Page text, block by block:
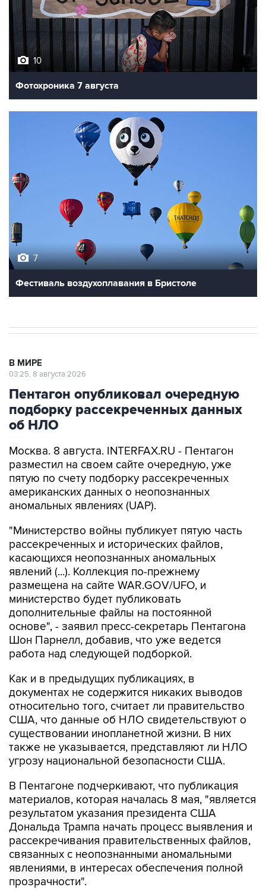
10
Фотохроника 7 августа
7
Фестиваль воздухоплавания в Бристоле
В МИРЕ
03:25, 8 августа 2026
Пентагон опубликовал очередную
подборку рассекреченных данных
об НЛО
Москва. 8 августа. INTERFAX.RU - Пентагон
разместил на своем сайте очередную, уже
пятую по счету подборку рассекреченных
американских данных о неопознанных
аномальных явлениях (UAP).
"Министерство войны публикует пятую часть
рассекреченных и исторических файлов,
касающихся неопознанных аномальных
явлений (...). Коллекция по-прежнему
размещена на сайте WAR.GOV/UFO, и
министерство будет публиковать
дополнительные файлы на постоянной
основе", - заявил пресс-секретарь Пентагона
Шон Парнелл, добавив, что уже ведется
работа над следующей подборкой.
Как и в предыдущих публикациях, в
документах не содержится никаких выводов
относительно того, считает ли правительство
США, что данные об НЛО свидетельствуют о
существовании инопланетной жизни. В них
также не указывается, представляют ли НЛО
угрозу национальной безопасности США.
В Пентагоне подчеркивают, что публикация
материалов, которая началась 8 мая, "является
результатом указания президента США
Дональда Трампа начать процесс выявления и
рассекречивания правительственных файлов,
связанных с неопознанными аномальными
явлениями, в интересах обеспечения полной
прозрачности".